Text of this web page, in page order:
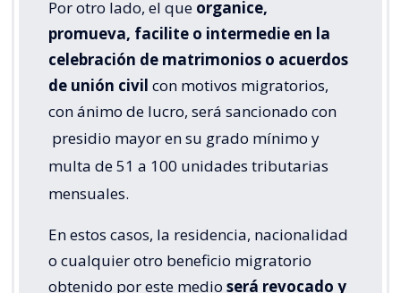
Por otro lado, el que organice,
promueva, facilite o intermedie en la
celebración de matrimonios o acuerdos
de unión civil con motivos migratorios,
con ánimo de lucro, será sancionado con
presidio mayor en su grado mínimo y
multa de 51 a 100 unidades tributarias
mensuales.
En estos casos, la residencia, nacionalidad
o cualquier otro beneficio migratorio
obtenido por este medio será revocado y